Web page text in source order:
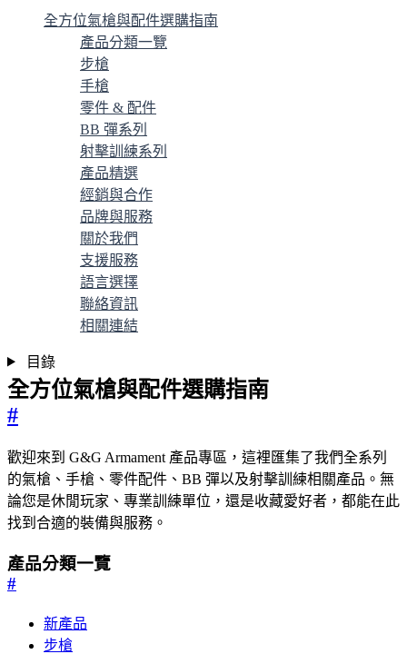
全方位氣槍與配件選購指南
產品分類一覽
步槍
手槍
零件 & 配件
BB 彈系列
射擊訓練系列
產品精選
經銷與合作
品牌與服務
關於我們
支援服務
語言選擇
聯絡資訊
相關連結
目錄
全方位氣槍與配件選購指南
#
歡迎來到 G&G Armament 產品專區，這裡匯集了我們全系列
的氣槍、手槍、零件配件、BB 彈以及射擊訓練相關產品。無
論您是休閒玩家、專業訓練單位，還是收藏愛好者，都能在此
找到合適的裝備與服務。
產品分類一覽
#
新產品
步槍